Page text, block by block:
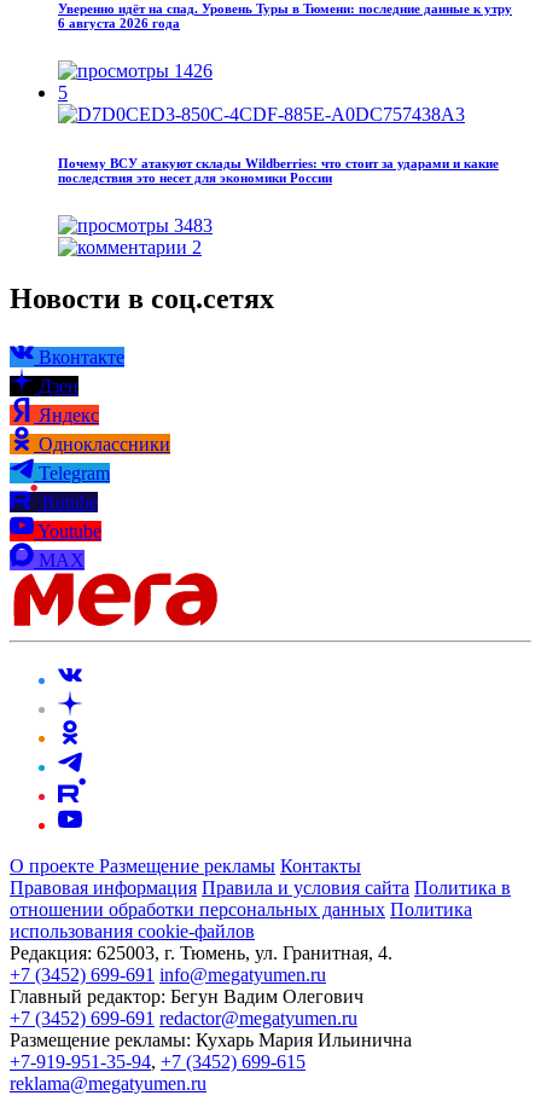
Уверенно идёт на спад. Уровень Туры в Тюмени: последние данные к утру
6 августа 2026 года
1426
5
Почему ВСУ атакуют склады Wildberries: что стоит за ударами и какие
последствия это несет для экономики России
3483
2
Новости в соц.сетях
Вконтакте
Дзен
Яндекс
Одноклассники
Telegram
Rutube
Youtube
MAX
О проекте Размещение рекламы Контакты
Правовая информация Правила и условия сайта Политика в
отношении обработки персональных данных Политика
использования cookie-файлов
Редакция: 625003, г. Тюмень, ул. Гранитная, 4.
+7 (3452) 699-691 info@megatyumen.ru
Главный редактор: Бегун Вадим Олегович
+7 (3452) 699-691 redactor@megatyumen.ru
Размещение рекламы: Кухарь Мария Ильинична
+7-919-951-35-94, +7 (3452) 699-615
reklama@megatyumen.ru